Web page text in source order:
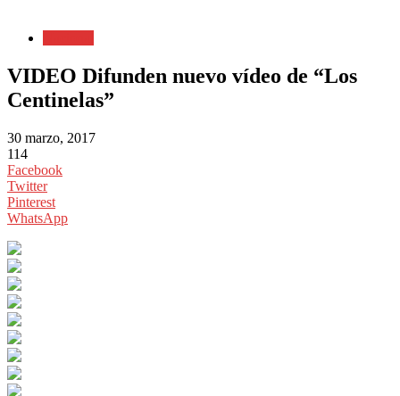
VIDEO Difunden nuevo vídeo de “Los
Centinelas”
30 marzo, 2017
114
Facebook
Twitter
Pinterest
WhatsApp